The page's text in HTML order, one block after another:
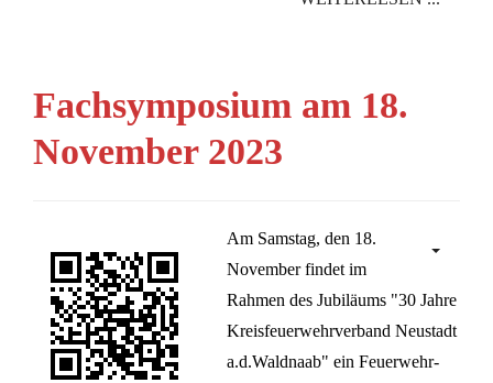
Fachsymposium am 18.
November 2023
Am Samstag, den 18.
November findet im
Rahmen des Jubiläums "30 Jahre
Kreisfeuerwehrverband Neustadt
a.d.Waldnaab" ein Feuerwehr-